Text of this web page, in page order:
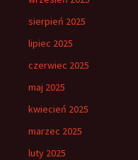
sierpień 2025
lipiec 2025
czerwiec 2025
maj 2025
kwiecień 2025
marzec 2025
luty 2025